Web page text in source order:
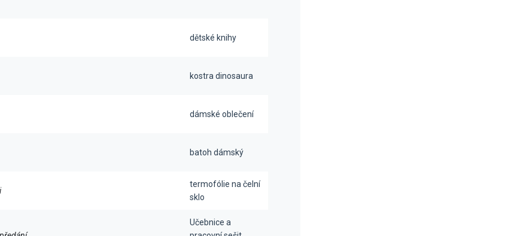
dětské knihy
kostra dinosaura
dámské oblečení
batoh dámský
termofólie na čelní
sklo
Učebnice a